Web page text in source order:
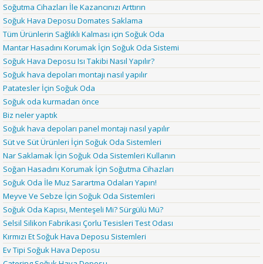
Soğutma Cihazları İle Kazancınızı Arttırın
Soğuk Hava Deposu Domates Saklama
Tüm Ürünlerin Sağlıklı Kalması için Soğuk Oda
Mantar Hasadını Korumak İçin Soğuk Oda Sistemi
Soğuk Hava Deposu Isı Takibi Nasıl Yapılır?
Soğuk hava depoları montajı nasıl yapılır
Patatesler İçin Soğuk Oda
Soğuk oda kurmadan önce
Biz neler yaptık
Soğuk hava depoları panel montajı nasıl yapılır
Süt ve Süt Ürünleri İçin Soğuk Oda Sistemleri
Nar Saklamak İçin Soğuk Oda Sistemleri Kullanın
Soğan Hasadını Korumak İçin Soğutma Cihazları
Soğuk Oda İle Muz Sarartma Odaları Yapın!
Meyve Ve Sebze İçin Soğuk Oda Sistemleri
Soğuk Oda Kapısı, Menteşeli Mi? Sürgülü Mü?
Selsil Silikon Fabrikası Çorlu Tesisleri Test Odası
Kırmızı Et Soğuk Hava Deposu Sistemleri
Ev Tipi Soğuk Hava Deposu